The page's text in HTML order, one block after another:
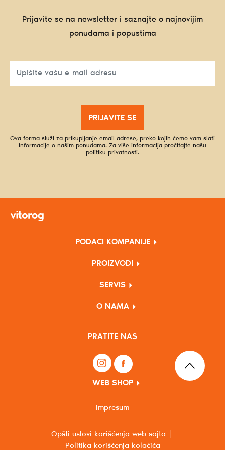
Prijavite se na newsletter i saznajte o najnovijim
ponudama i popustima
PRIJAVITE SE
Ova forma služi za prikupljanje email adrese, preko kojih ćemo vam slati
informacije o našim ponudama. Za više informacija pročitajte našu
politiku privatnosti.
PODACI KOMPANIJE
PROIZVODI
SERVIS
O NAMA
PRATITE NAS
WEB SHOP
Opšti uslovi korišćenja web sajta
Politika korišćenja kolačića
Impresum